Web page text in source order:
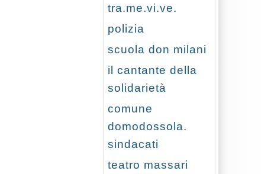
tra.me.vi.ve.
polizia
scuola don milani
il cantante della
solidarietà
comune
domodossola.
sindacati
teatro massari